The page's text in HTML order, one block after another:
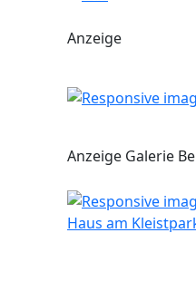
Anzeige
Anzeige Galerie
Haus am